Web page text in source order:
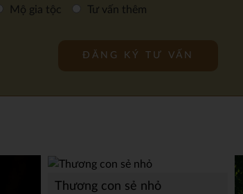
Mộ gia tộc Tư vấn thêm
Thương con sẻ nhỏ